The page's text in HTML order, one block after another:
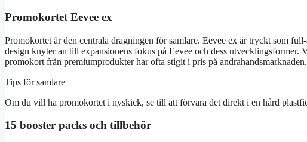
Promokortet Eevee ex
Promokortet är den centrala dragningen för samlare. Eevee ex är tryckt som
design knyter an till expansionens fokus på Eevee och dess
promokort från premiumprodukter har ofta stigit i pris på andrahandsmarknaden.
Tips för samlare
Om du vill ha promokortet i nyskick, se till att förvara det direkt i en hård
15 booster packs och tillbehör